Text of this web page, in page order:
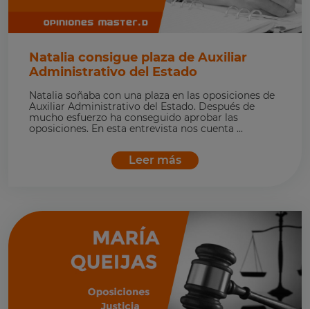
Natalia consigue plaza de Auxiliar
Administrativo del Estado
Natalia soñaba con una plaza en las oposiciones de
Auxiliar Administrativo del Estado. Después de
mucho esfuerzo ha conseguido aprobar las
oposiciones. En esta entrevista nos cuenta ...
Leer más